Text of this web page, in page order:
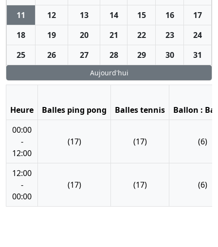
11
12 13 14 15 16
17
18
19 20 21 22 23
24
25
26 27 28 29 30 31
Aujourd'hui
Heure Balles ping pong Balles tennis
Ballon :
00:00
-
12:00
(17) (17) (6)
12:00
-
00:00
(17) (17) (6)